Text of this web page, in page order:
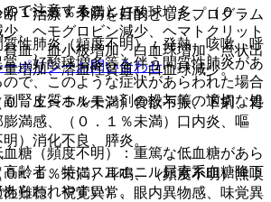
１〜５％未満）好酸球増多、（０．
、ヘモグロビン減少、ヘマトクリット
血、血小板増加、白血球増加、点状出
増加、溶血性貧血、白血球減少。
．１〜５％未満）食欲不振、下痢、胃
満感、（０．１％未満）口内炎、嘔
）消化不良、膵炎。
．１％未満）耳鳴、（頻度不明）無嗅
難聴、視覚異常、眼内異物感、味覚異
で注意すること。
性肺炎（頻度不明）：発熱、咳嗽、呼
、好酸球増多等を伴う間質性肺炎があ
で、このような症状があらわれた場合
腎皮質ホルモン剤の投与等の適切な処
糖（頻度不明）：重篤な低血糖があら
齢者、特にスルホニル尿素系血糖降下
らわれやすい）。
・治療・予防を目的としたプログラム
ポリシーお問い合わせ